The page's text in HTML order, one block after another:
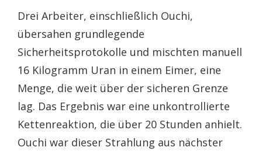
Drei Arbeiter, einschließlich Ouchi,
übersahen grundlegende
Sicherheitsprotokolle und mischten manuell
16 Kilogramm Uran in einem Eimer, eine
Menge, die weit über der sicheren Grenze
lag. Das Ergebnis war eine unkontrollierte
Kettenreaktion, die über 20 Stunden anhielt.
Ouchi war dieser Strahlung aus nächster